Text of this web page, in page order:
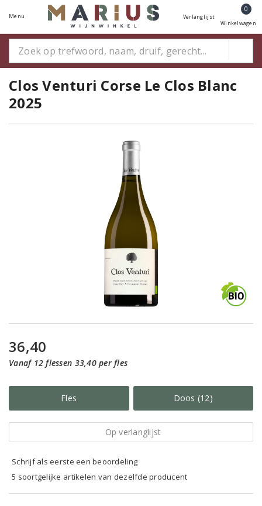
Menu Verlanglijst
0
Winkelwagen
Clos Venturi Corse Le Clos Blanc
2025
36,40
Vanaf 12 flessen 33,40 per fles
Fles Doos (12)
Op verlanglijst
Schrijf als eerste een beoordeling
5 soortgelijke artikelen van dezelfde producent